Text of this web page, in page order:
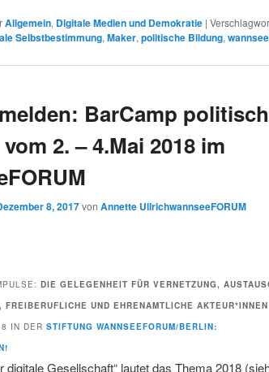
Allgemein, Digitale Medien und Demokratie |
Selbstbestimmung, Maker, politische Bildung,
BarCamp
2. – 4.Mai 2018 im
8, 2017von Annette UllrichwannseeFORUM
DIE GELEGENHEIT FÜR VERNETZUNG,
FREIBERUFLICHE UND EHRENAMTLICHE
IN DER STIFTUNG WANNSEEFORUM/BERLIN:
digitale Gesellschaft“ lautet das Thema 2018